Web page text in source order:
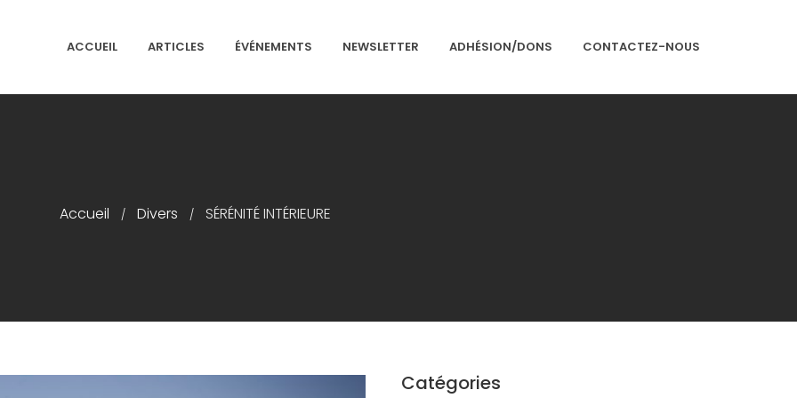
ACCUEIL ARTICLES ÉVÉNEMENTS NEWSLETTER ADHÉSION/DONS CONTACTEZ-NOUS
Accueil / Divers / SÉRÉNITÉ INTÉRIEURE
Catégories